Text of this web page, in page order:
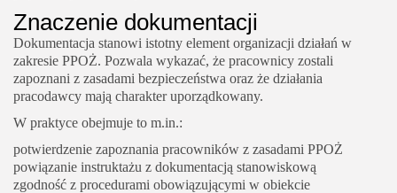
Znaczenie dokumentacji
Dokumentacja stanowi istotny element organizacji działań w
zakresie PPOŻ. Pozwala wykazać, że pracownicy zostali
zapoznani z zasadami bezpieczeństwa oraz że działania
pracodawcy mają charakter uporządkowany.
W praktyce obejmuje to m.in.:
potwierdzenie zapoznania pracowników z zasadami PPOŻ
powiązanie instruktażu z dokumentacją stanowiskową
zgodność z procedurami obowiązującymi w obiekcie